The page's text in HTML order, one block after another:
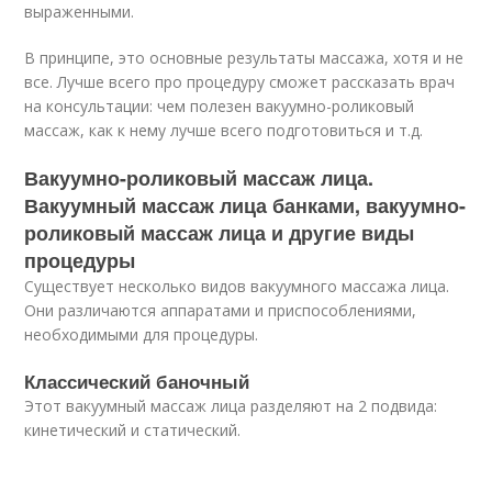
выраженными.
В принципе, это основные результаты массажа, хотя и не
все. Лучше всего про процедуру сможет рассказать врач
на консультации: чем полезен вакуумно-роликовый
массаж, как к нему лучше всего подготовиться и т.д.
Вакуумно-роликовый массаж лица.
Вакуумный массаж лица банками, вакуумно-
роликовый массаж лица и другие виды
процедуры
Существует несколько видов вакуумного массажа лица.
Они различаются аппаратами и приспособлениями,
необходимыми для процедуры.
Классический баночный
Этот вакуумный массаж лица разделяют на 2 подвида:
кинетический и статический.